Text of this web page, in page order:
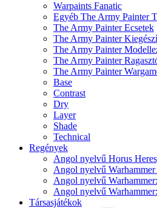
Warpaints Fanatic
Egyéb The Army Painter
The Army Painter Ecsetek
The Army Painter
The Army Painter
The Army Painter
The Army Painter
Base
Contrast
Dry
Layer
Shade
Technical
Regények
Angol nyelvű Horus
Angol nyelvű
Angol nyelvű
Angol nyelvű
Társasjátékok